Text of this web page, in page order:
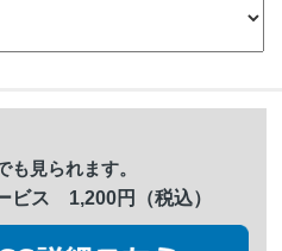
も見られます。
ビス 1,200円（税込）